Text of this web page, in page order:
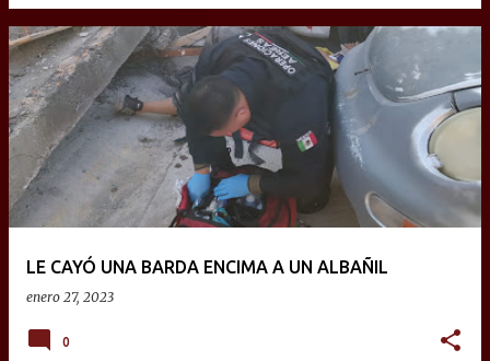
LE CAYÓ UNA BARDA ENCIMA A UN ALBAÑIL
enero 27, 2023
0